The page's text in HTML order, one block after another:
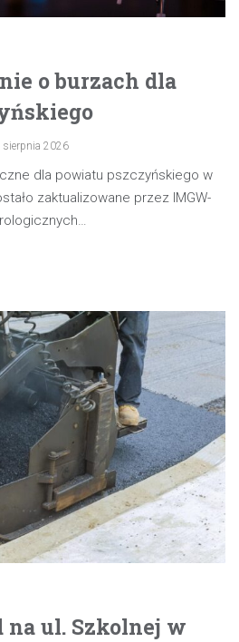
o burzach dla
sierpnia 2026
dla powiatu pszczyńskiego w
zaktualizowane przez IMGW-
na ul. Szkolnej w